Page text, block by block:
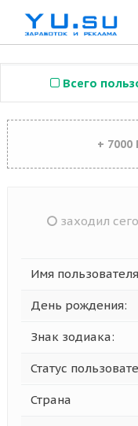
Всего
+
заходил
Имя
День рождения:
Знак зодиака:
Статус
Страна